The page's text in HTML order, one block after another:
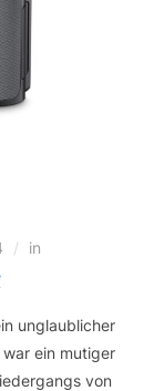
in
unglaublicher
ein mutiger
von